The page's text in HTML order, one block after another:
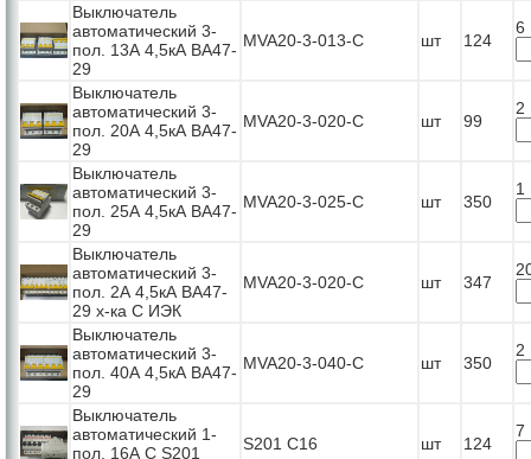
Выключатель
автоматический 3-
пол. 13А 4,5кА ВА47-
29
MVA20-3-013-C шт 124
6
Выключатель
автоматический 3-
пол. 20А 4,5кА ВА47-
29
MVA20-3-020-C шт 99
2
Выключатель
автоматический 3-
пол. 25А 4,5кА ВА47-
29
MVA20-3-025-C шт 350
1
Выключатель
автоматический 3-
пол. 2А 4,5кА ВА47-
29 х-ка С ИЭК
MVA20-3-020-C шт 347
Выключатель
автоматический 3-
пол. 40А 4,5кА ВА47-
29
MVA20-3-040-C шт 350
2
Выключатель
автоматический 1-
пол. 16А С S201
S201 C16 шт 124
7